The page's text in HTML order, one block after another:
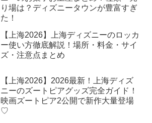
り場は？ディズニータウンが豊富すぎ
た！
【上海2026】上海ディズニーのロッカ
ー使い方徹底解説！場所・料金・サイ
ズ・注意点まとめ
【上海2026】2026最新！上海ディズ
ニーのズートピアグッズ完全ガイド！
映画ズートピア2公開で新作大量登場
♡